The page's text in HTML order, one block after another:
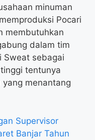
minuman
Pocari
membutuhkan
dalam tim
Sweat sebagai
tentunya
menantang
Supervisor
Banjar Tahun